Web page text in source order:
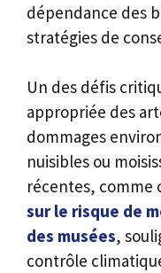
dépendance des
stratégies de
Un des défis
appropriée des
dommages
nuisibles ou
récentes, comme
sur le risque de
des musées,
contrôle